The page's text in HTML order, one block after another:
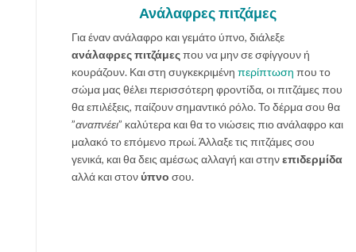
Ανάλαφρες πιτζάμες
Για έναν ανάλαφρο και γεμάτο ύπνο, διάλεξε
ανάλαφρες πιτζάμεςπου να μην σε σφίγγουν ή
κουράζουν. Και στη συγκεκριμένη περίπτωση που το
σώμα μας θέλει περισσότερη φροντίδα, οι πιτζάμες που
θα επιλέξεις, παίζουν σημαντικό ρόλο. Το δέρμα σου θα
”αναπνέει” καλύτερα και θα το νιώσεις πιο ανάλαφρο και
μαλακό το επόμενο πρωί. Άλλαξε τις πιτζάμες σου
γενικά, και θα δεις αμέσως αλλαγή και στηνεπιδερμίδα
αλλά και στον ύπνο σου.